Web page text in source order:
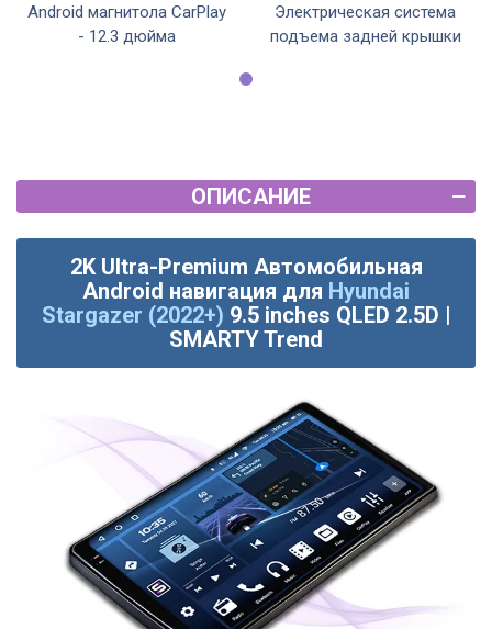
Android магнитола CarPlay
- 12.3 дюйма
Электрическая система
подъема задней крышки
ОПИСАНИЕ
2K Ultra-Premium Автомобильная
Android навигация для Hyundai
Stargazer (2022+) 9.5 inches QLED 2.5D |
SMARTY Trend